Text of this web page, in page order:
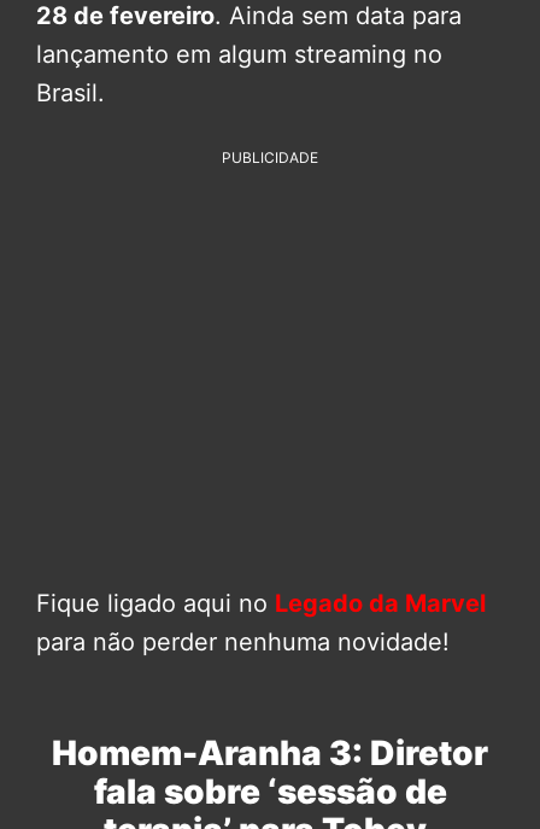
28 de fevereiro. Ainda sem data para
lançamento em algum streaming no
Brasil.
PUBLICIDADE
Fique ligado aqui no Legado da Marvel
para não perder nenhuma novidade!
Homem-Aranha 3: Diretor
fala sobre ‘sessão de